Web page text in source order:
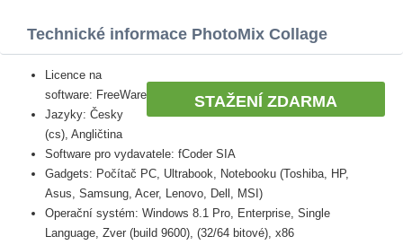
Technické informace PhotoMix Collage
STAŽENÍ ZDARMA
Licence na
software: FreeWare
Jazyky: Česky
(cs), Angličtina
Software pro vydavatele: fCoder SIA
Gadgets: Počítač PC, Ultrabook, Notebooku (Toshiba, HP,
Asus, Samsung, Acer, Lenovo, Dell, MSI)
Operační systém: Windows 8.1 Pro, Enterprise, Single
Language, Zver (build 9600), (32/64 bitové), x86